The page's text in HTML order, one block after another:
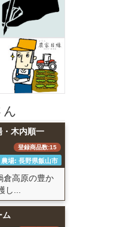
ん
・木内順一
登録商品数:15
農場: 長野県飯山市
倉高原の豊か
...
ム